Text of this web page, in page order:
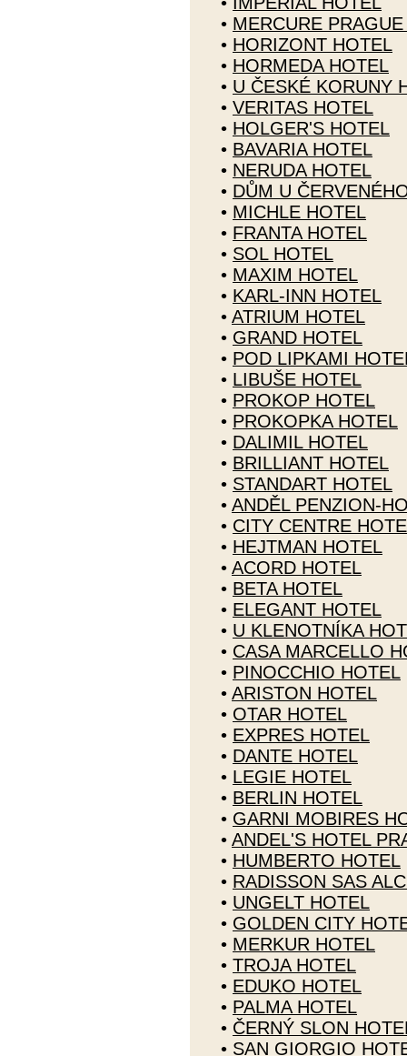
• MERCURE
• HORIZONT HOTEL
• HORMEDA HOTEL
• U ČESKÉ KORUNY
• VERITAS HOTEL
• HOLGER'S HOTEL
• BAVARIA HOTEL
• NERUDA HOTEL
• DŮM U
• MICHLE HOTEL
• FRANTA HOTEL
• SOL HOTEL
• MAXIM HOTEL
• KARL-INN HOTEL
• ATRIUM HOTEL
• GRAND HOTEL
• POD LIPKAMI
• LIBUŠE HOTEL
• PROKOP HOTEL
• PROKOPKA HOTEL
• DALIMIL HOTEL
• BRILLIANT HOTEL
• STANDART HOTEL
• ANDĚL PENZION-
• CITY CENTRE
• HEJTMAN HOTEL
• ACORD HOTEL
• BETA HOTEL
• ELEGANT HOTEL
• U KLENOTNÍKA
• CASA MARCELLO
• PINOCCHIO HOTEL
• ARISTON HOTEL
• OTAR HOTEL
• EXPRES HOTEL
• DANTE HOTEL
• LEGIE HOTEL
• BERLIN HOTEL
• GARNI MOBIRES
• ANDEL'S HOTEL
• HUMBERTO HOTEL
• RADISSON SAS
• UNGELT HOTEL
• GOLDEN CITY
• MERKUR HOTEL
• TROJA HOTEL
• EDUKO HOTEL
• PALMA HOTEL
• ČERNÝ SLON
• SAN GIORGIO